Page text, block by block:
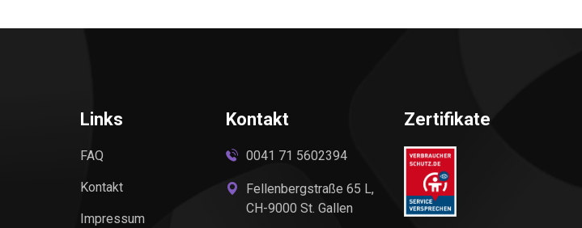
Links
FAQ
Kontakt
Impressum
Kontakt
0041 71 5602394
Fellenbergstraße 65 L,
CH-9000 St. Gallen
Zertifikate